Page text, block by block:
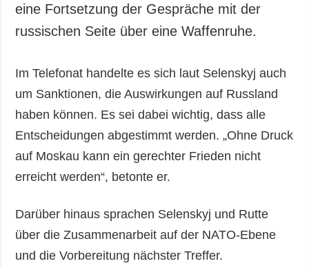
eine Fortsetzung der Gespräche mit der
russischen Seite über eine Waffenruhe.
Im Telefonat handelte es sich laut Selenskyj auch
um Sanktionen, die Auswirkungen auf Russland
haben können. Es sei dabei wichtig, dass alle
Entscheidungen abgestimmt werden. „Ohne Druck
auf Moskau kann ein gerechter Frieden nicht
erreicht werden“, betonte er.
Darüber hinaus sprachen Selenskyj und Rutte
über die Zusammenarbeit auf der NATO-Ebene
und die Vorbereitung nächster Treffer.